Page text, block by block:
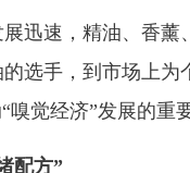
迅速，精油、香
选手，到市场上
觉经济”发展的重
配方”